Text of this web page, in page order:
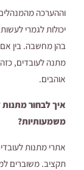
וההערכה
יכולות לגמרי
בהן מחשבה. בין אם
מתנה לעובדים,
אוהבים.
איך לבחור מתנות
משמעותיות?
אתרי מתנות
תקציב. משוברים